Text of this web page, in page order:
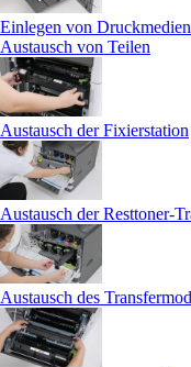
Einlegen von
Austausch von Teilen
Austausch der Fixierstation
Austausch der Resttoner-
Austausch des